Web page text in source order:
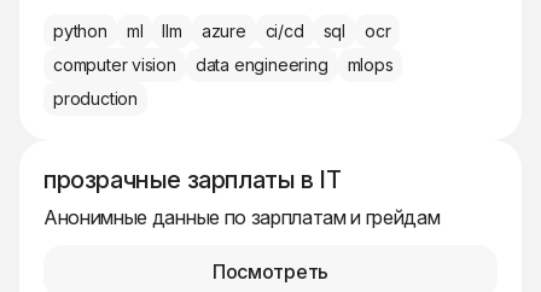
python ml llm azure ci/cd sql
ocr
computer vision
data engineering
mlops
production
прозрачные зарплаты в IT
Анонимные данные по зарплатам и грейдам
Посмотреть